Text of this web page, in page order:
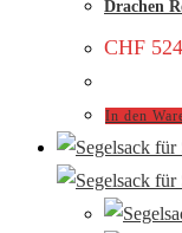
Drachen
CHF
In den